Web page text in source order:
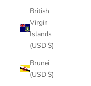
British
Virgin
Islands
(USD $)
Brunei
(USD $)